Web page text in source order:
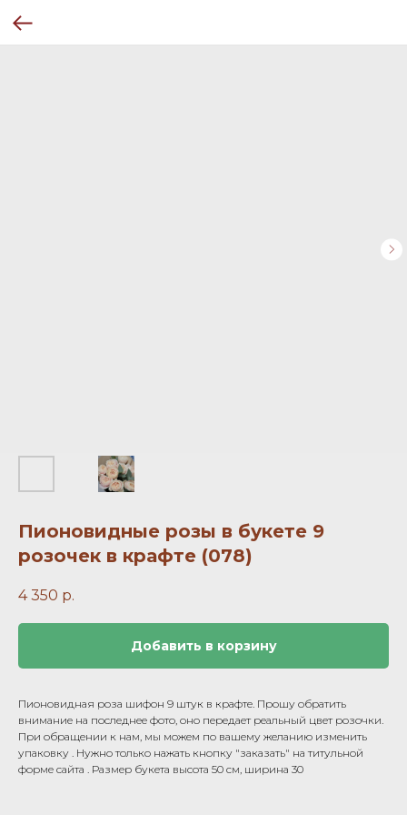
Пионовидные розы в букете 9
розочек в крафте (078)
4 350 р.
Добавить в корзину
Пионовидная роза шифон 9 штук в крафте. Прошу обратить
внимание на последнее фото, оно передает реальный цвет розочки.
При обращении к нам, мы можем по вашему желанию изменить
упаковку . Нужно только нажать кнопку "заказать" на титульной
форме сайта . Размер букета высота 50 см, ширина 30